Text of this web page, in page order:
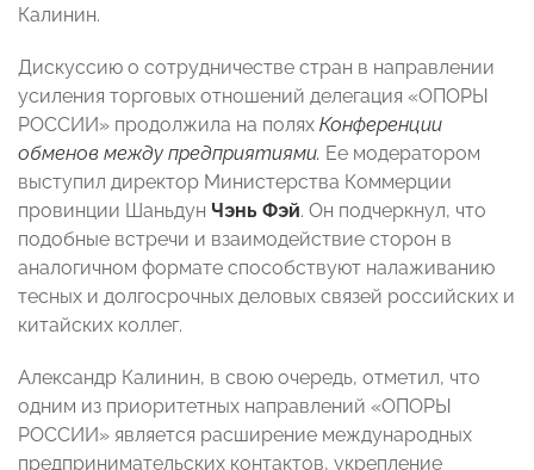
Калинин.
Дискуссию о сотрудничестве стран в направлении
усиления торговых отношений делегация «ОПОРЫ
РОССИИ» продолжила на полях Конференции
обменов между предприятиями. Ее модератором
выступил директор Министерства Коммерции
провинции Шаньдун Чэнь Фэй. Он подчеркнул, что
подобные встречи и взаимодействие сторон в
аналогичном формате способствуют налаживанию
тесных и долгосрочных деловых связей российских и
китайских коллег.
Александр Калинин, в свою очередь, отметил, что
одним из приоритетных направлений «ОПОРЫ
РОССИИ» является расширение международных
предпринимательских контактов, укрепление